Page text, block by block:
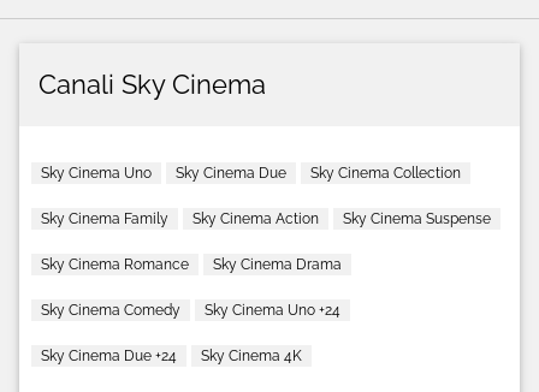
Canali Sky Cinema
Sky Cinema Uno Sky Cinema Due Sky Cinema Collection
Sky Cinema Family Sky Cinema Action Sky Cinema Suspense
Sky Cinema Romance Sky Cinema Drama
Sky Cinema Comedy Sky Cinema Uno +24
Sky Cinema Due +24 Sky Cinema 4K